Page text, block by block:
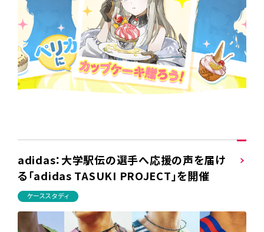
adidas：大学駅伝の選手へ応援の声を届け
る「adidas TASUKI PROJECT」を開催
ケーススタディ